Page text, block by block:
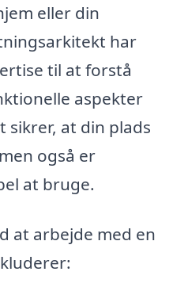
eller din
har
til at forstå
aspekter
at din plads
også er
at bruge.
at arbejde med en